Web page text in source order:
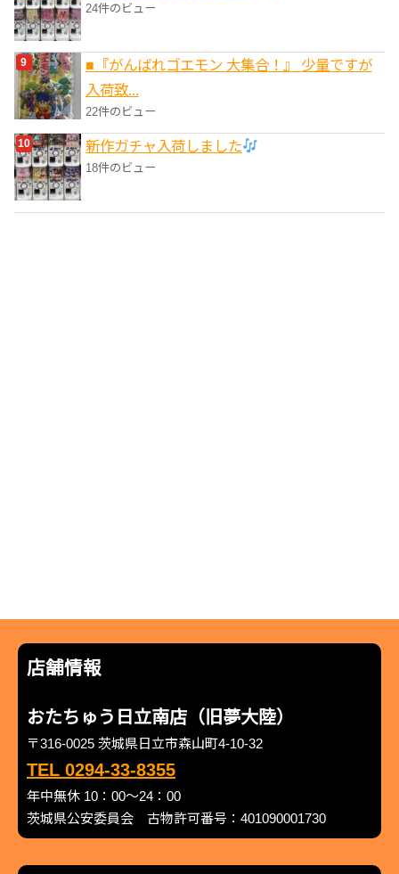
24件のビュー
■『がんばれゴエモン 大集合！』 少量ですが
入荷致...
22件のビュー
新作ガチャ入荷しました
18件のビュー
店舗情報
おたちゅう日立南店（旧夢大陸）
〒316-0025 茨城県日立市森山町4-10-32
TEL 0294-33-8355
年中無休 10：00～24：00
茨城県公安委員会 古物許可番号：401090001730